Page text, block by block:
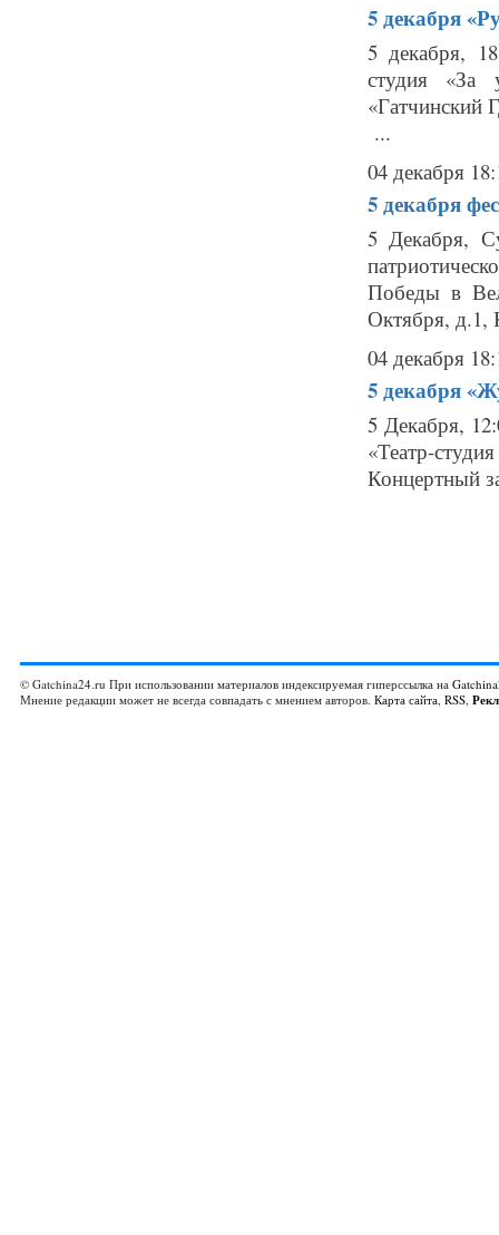
5 декабря
5 декабря,
студия «За
«Гатчинский
...
04 декабря
5 декабря
5 Декабря,
Победы в
Октября, д.1,
04 декабря
5 декабря
5 Декабря,
«Театр-
Концертный
© Gatchina24.ru При использовании материалов индексируемая гиперссылка на
Мнение редакции может не всегда совпадать с мнением авторов. Карта сайта, RSS,